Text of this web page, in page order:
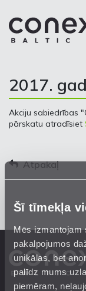
Šī tīmekļa
Mēs izmantojam
pakalpojumos
unikālas, bet
palīdz mums
piemēram,
2017.
Akciju sabiedrības
pārskatu atradīsiet
Atpakaļ